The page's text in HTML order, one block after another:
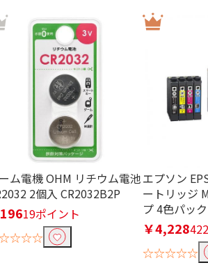
む
ンクジェットプリン
用紙)で絞り込む
り込む
ム電機 OHM リチウム電池
2個入 CR2032B2P
19ポイント
エプソン
ートリッジ
プ 4色パック
￥4,228
☆☆☆☆☆